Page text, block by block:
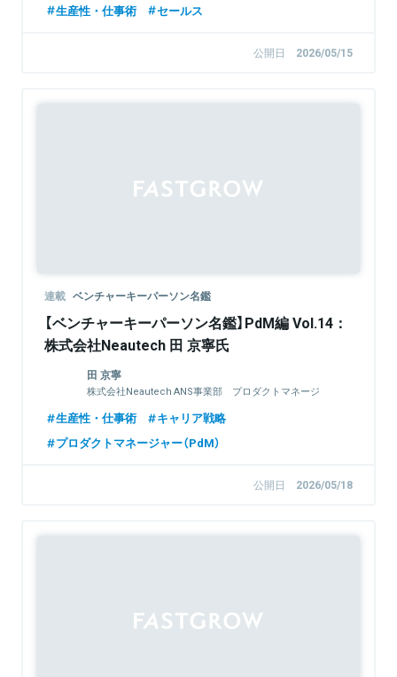
生産性・仕事術 セールス
公開日 2026/05/15
連載 ベンチャーキーパーソン名鑑
【ベンチャーキーパーソン名鑑】PdM編 Vol.14：
株式会社Neautech 田 京寧氏
田 京寧
株式会社Neautech ANS事業部 プロダクトマネージ
生産性・仕事術
キャリア戦略
プロダクトマネージャー（PdM）
公開日 2026/05/18